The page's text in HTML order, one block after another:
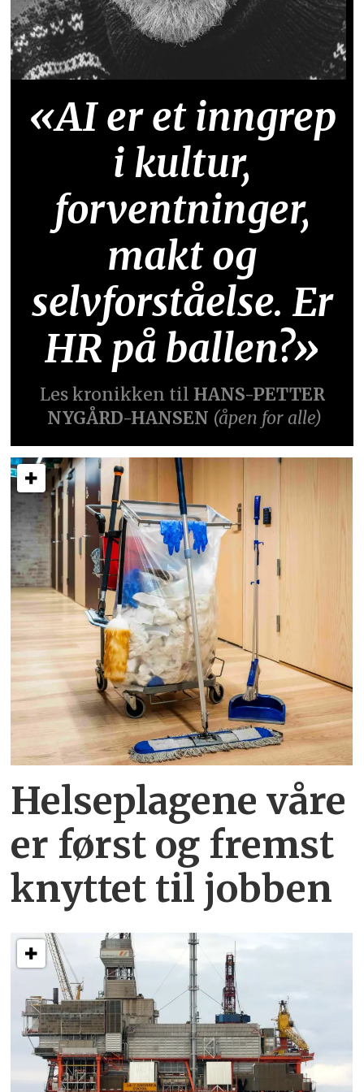
«AI er et inngrep
i kultur,
forventninger,
makt og
selvforståelse. Er
HR på ballen?»
Les kronikken til HANS-PETTER
NYGÅRD-HANSEN (åpen for alle)
Helseplagene våre
er først og fremst
knyttet til jobben